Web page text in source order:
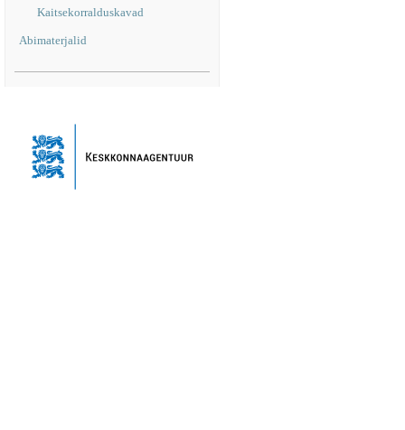
Kaitsekorralduskavad
Abimaterjalid